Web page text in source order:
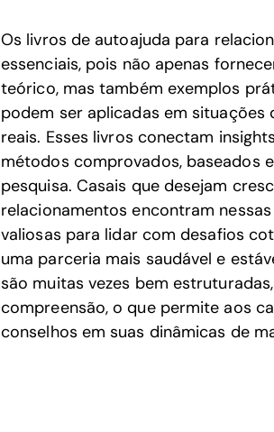
Os livros de autoajuda para
essenciais, pois não apenas
teórico, mas também exemplos
podem ser aplicadas em situações
reais. Esses livros conectam
métodos comprovados, baseados
pesquisa. Casais que desejam
relacionamentos encontram
valiosas para lidar com desafios
uma parceria mais saudável e
são muitas vezes bem
compreensão, o que permite aos
conselhos em suas dinâmicas de